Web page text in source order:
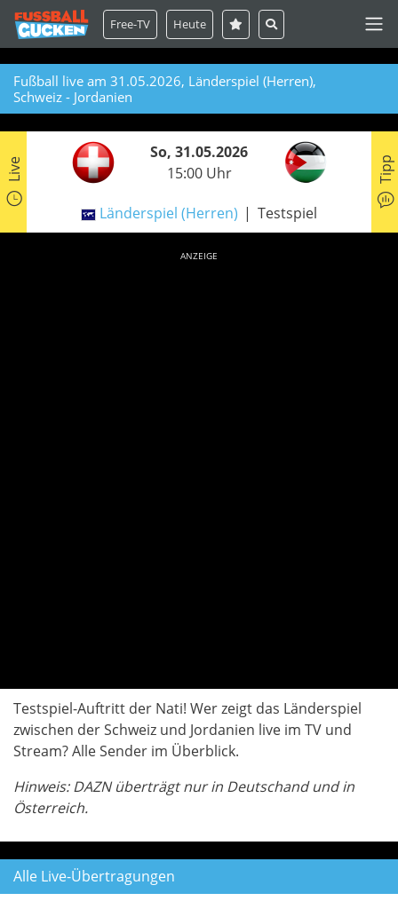
Free-TV Heute
Fußball live am 31.05.2026, Länderspiel (Herren),
Schweiz - Jordanien
Live
So, 31.05.2026
15:00 Uhr
Länderspiel (Herren) Testspiel
Tipp
Testspiel-Auftritt der Nati! Wer zeigt das Länderspiel
zwischen der Schweiz und Jordanien live im TV und
Stream? Alle Sender im Überblick.
Hinweis: DAZN überträgt nur in Deutschand und in
Österreich.
ANZEIGE
Alle Live-Übertragungen